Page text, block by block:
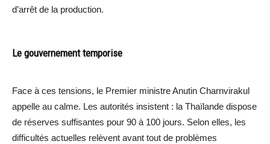
d’arrêt de la production.
Le gouvernement temporise
Face à ces tensions, le Premier ministre Anutin Charnvirakul
appelle au calme. Les autorités insistent : la Thaïlande dispose
de réserves suffisantes pour 90 à 100 jours. Selon elles, les
difficultés actuelles relèvent avant tout de problèmes